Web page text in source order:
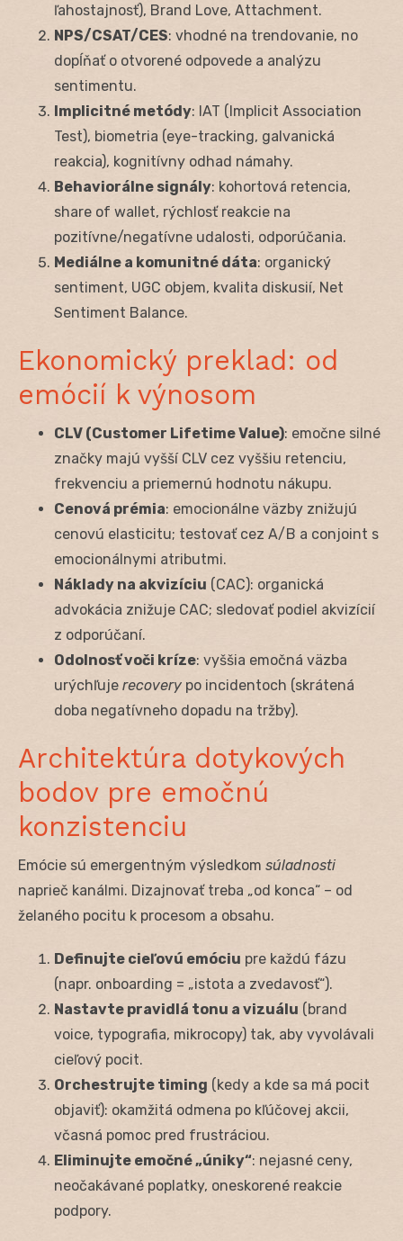
ľahostajnosť), Brand Love, Attachment.
NPS/CSAT/CES: vhodné na trendovanie, no
dopĺňať o otvorené odpovede a analýzu
sentimentu.
Implicitné metódy: IAT (Implicit Association
Test), biometria (eye-tracking, galvanická
reakcia), kognitívny odhad námahy.
Behaviorálne signály: kohortová retencia,
share of wallet, rýchlosť reakcie na
pozitívne/negatívne udalosti, odporúčania.
Mediálne a komunitné dáta: organický
sentiment, UGC objem, kvalita diskusií, Net
Sentiment Balance.
Ekonomický preklad: od
emócií k výnosom
CLV (Customer Lifetime Value): emočne silné
značky majú vyšší CLV cez vyššiu retenciu,
frekvenciu a priemernú hodnotu nákupu.
Cenová prémia: emocionálne väzby znižujú
cenovú elasticitu; testovať cez A/B a conjoint s
emocionálnymi atributmi.
Náklady na akvizíciu (CAC): organická
advokácia znižuje CAC; sledovať podiel akvizícií
z odporúčaní.
Odolnosť voči kríze: vyššia emočná väzba
urýchľuje recovery po incidentoch (skrátená
doba negatívneho dopadu na tržby).
Architektúra dotykových
bodov pre emočnú
konzistenciu
Emócie sú emergentným výsledkom súladnosti
naprieč kanálmi. Dizajnovať treba „od konca“ – od
želaného pocitu k procesom a obsahu.
Definujte cieľovú emóciu pre každú fázu
(napr. onboarding = „istota a zvedavosť“).
Nastavte pravidlá tonu a vizuálu (brand
voice, typografia, mikrocopy) tak, aby vyvolávali
cieľový pocit.
Orchestrujte timing (kedy a kde sa má pocit
objaviť): okamžitá odmena po kľúčovej akcii,
včasná pomoc pred frustráciou.
Eliminujte emočné „úniky“: nejasné ceny,
neočakávané poplatky, oneskorené reakcie
podpory.